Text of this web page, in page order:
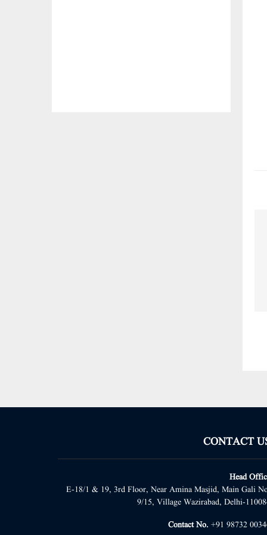
CONTACT
Head
E-18/1 & 19, 3rd Floor, Near Amina Masjid, Main Gali
9/15, Village Wazirabad, Delhi-
Contact No. +91 98732